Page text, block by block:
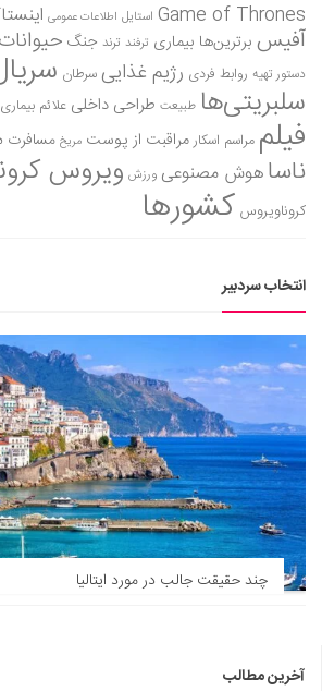
Game of Thrones استایل اطلاعات عمومی
آفیس برترین‌ها بیماری ترفند ترند جنگ حیوانات
دستور تهیه روابط فردی رژیم غذاییسرطان
سلبریتی‌ها طبیعت طراحی داخلی علائم بیماری
فیلم مراسم اسکارمراقبت از پوست مریخ مسافرت
ناساهوش مصنوعی ورزش ویروس
کروناویروس کشورها
انتخاب سردبیر
چند حقیقت جالب در مورد ایتالیا
آخرین مطالب